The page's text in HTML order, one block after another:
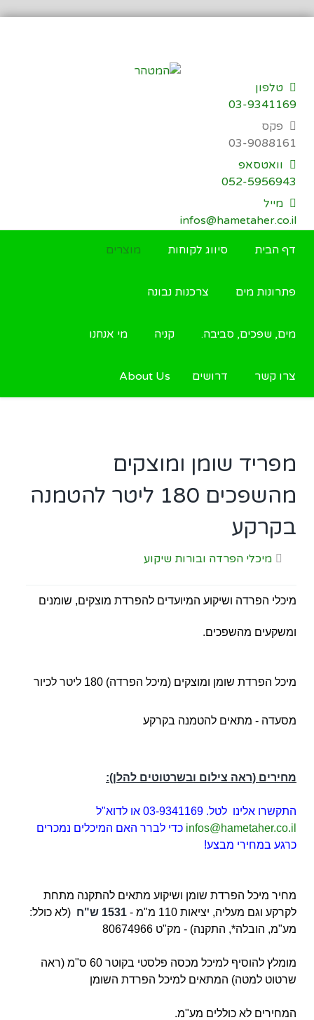
דילוג
טלפון
03-9341169
פקס
03-9088161
וואטסאפ
052-5956943
מייל
infos@hametaher.co.il
דף הבית סיווג לקוחות מוצרים
פתרונות מים צרכנות נבונה
מים, שפכים, סביבה. קניה מי אנחנו
צרו קשר דרושים About Us
מפריד שומן ומוצקים
מהשפכים 180 ליטר להטמנה
בקרקע
מיכלי הפרדה ובורות שיקוע
מיכלי הפרדה ושיקוע המיועדים להפרדת מוצקים, שומנים
ומשקעים מהשפכים.
מיכל הפרדת שומן ומוצקים (מיכל הפרדה) 180 ליטר לכיור
מסעדה - מתאים להטמנה בקרקע
מחירים (ראה צילום ובשרטוטים להלן):
התקשרו אלינו לטל. 03-9341169 או לדוא"ל
infos@hametaher.co.il כדי לברר האם המיכלים נמכרים
כרגע במחירי מבצע!
מחיר מיכל הפרדת שומן ושיקוע מתאים להתקנה מתחת
לקרקע וגם מעליה, יציאות 110 מ"מ -
1531 ש"ח
(לא כולל:
מע"מ, הובלה*, התקנה) - מק"ט
מומלץ להוסיף למיכל מכסה פלסטי בקוטר 60 ס"מ (ראה
שרטוט למטה) המתאים למיכל הפרדת השומן
המחירים לא כוללים מע"מ.